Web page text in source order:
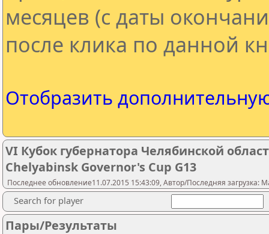
месяцев (с даты
после клика по данной
Отобразить
VI Кубок губернатора Челябинской
Chelyabinsk Governor's Cup G13
Последнее обновление11.07.2015 15:43:09, Автор/Последняя загрузка:
Search for player
Пары/Результаты